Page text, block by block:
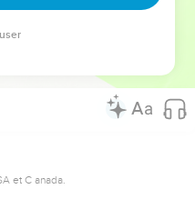
Biblica, Inc.® Used by permission.
et C anada.